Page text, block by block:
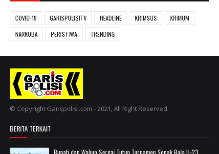
COVID-19 GARISPOLISITV HEADLINE KRIMSUS
KRIMUM
NARKOBA
PERISTIWA TRENDING
© Copyright Garispolisi.com - 2021, All Right Reserved
BERITA TERKAIT